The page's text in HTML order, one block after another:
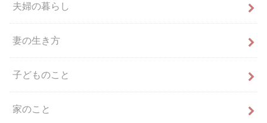
夫婦の暮らし
妻の生き方
子どものこと
家のこと